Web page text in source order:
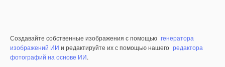
Создавайте собственные изображения с помощью генератора
изображений ИИ и редактируйте их с помощью нашего редактора
фотографий на основе ИИ.